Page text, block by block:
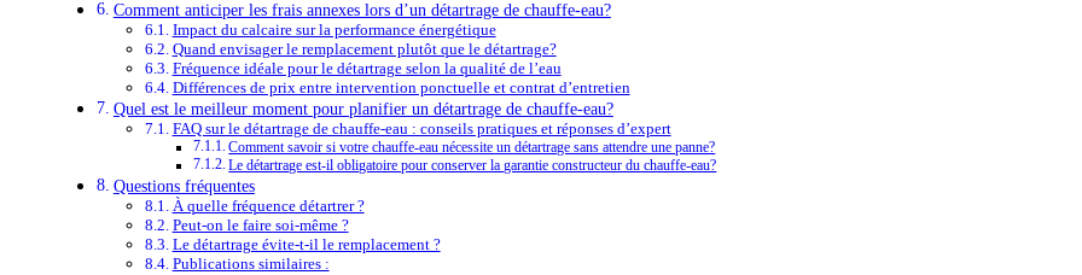
Comment anticiper les frais annexes lors d’un détartrage de chauffe-eau?
Impact du calcaire sur la performance énergétique
Quand envisager le remplacement plutôt que le détartrage?
Fréquence idéale pour le détartrage selon la qualité de l’eau
Différences de prix entre intervention ponctuelle et contrat d’entretien
Quel est le meilleur moment pour planifier un détartrage de chauffe-eau?
FAQ sur le détartrage de chauffe-eau : conseils pratiques et réponses d’expert
Comment savoir si votre chauffe-eau nécessite un détartrage sans attendre une panne?
Le détartrage est-il obligatoire pour conserver la garantie constructeur du chauffe-eau?
Questions fréquentes
À quelle fréquence détartrer ?
Peut-on le faire soi-même ?
Le détartrage évite-t-il le remplacement ?
Publications similaires :